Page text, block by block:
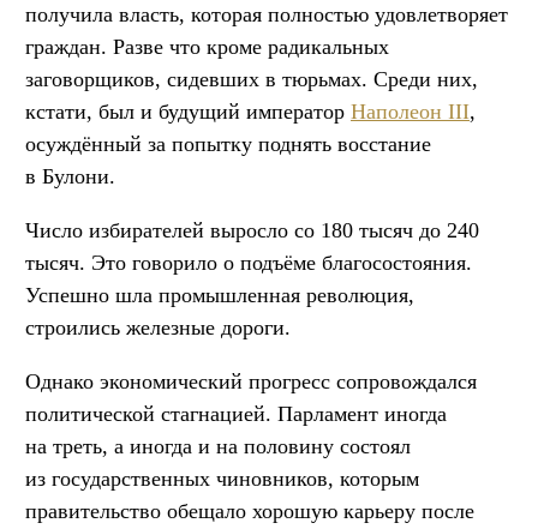
получила власть, которая полностью удовлетворяет
граждан. Разве что кроме радикальных
заговорщиков, сидевших в тюрьмах. Среди них,
кстати, был и будущий император Наполеон III,
осуждённый за попытку поднять восстание
в Булони.
Число избирателей выросло со 180 тысяч до 240
тысяч. Это говорило о подъёме благосостояния.
Успешно шла промышленная революция,
строились железные дороги.
Однако экономический прогресс сопровождался
политической стагнацией. Парламент иногда
на треть, а иногда и на половину состоял
из государственных чиновников, которым
правительство обещало хорошую карьеру после